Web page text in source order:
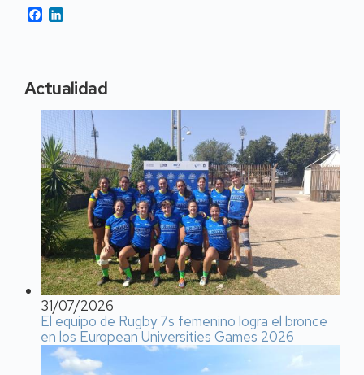
Facebook
Actualidad
31/07/2026
El equipo de Rugby 7s femenino logra el bronce
en los European Universities Games 2026